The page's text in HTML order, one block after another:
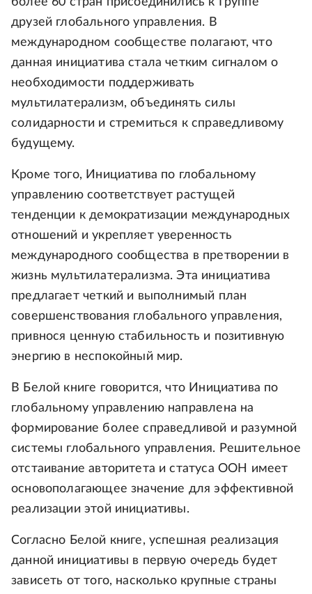
друзей глобального управления. В
международном сообществе полагают, что
данная инициатива стала четким сигналом о
необходимости поддерживать
мультилатерализм, объединять силы
солидарности и стремиться к справедливому
будущему.
Кроме того, Инициатива по глобальному
управлению соответствует растущей
тенденции к демократизации международных
отношений и укрепляет уверенность
международного сообщества в претворении в
жизнь мультилатерализма. Эта инициатива
предлагает четкий и выполнимый план
совершенствования глобального управления,
привнося ценную стабильность и позитивную
энергию в неспокойный мир.
В Белой книге говорится, что Инициатива по
глобальному управлению направлена на
формирование более справедливой и разумной
системы глобального управления. Решительное
отстаивание авторитета и статуса ООН имеет
основополагающее значение для эффективной
реализации этой инициативы.
Согласно Белой книге, успешная реализация
данной инициативы в первую очередь будет
зависеть от того, насколько крупные страны